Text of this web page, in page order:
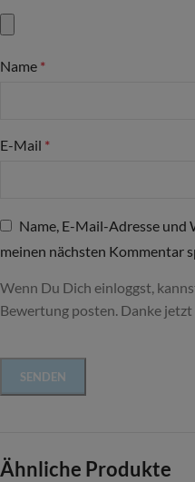
Name *
E-Mail *
Name, E-Mail-Adresse und
meinen nächsten Kommentar
Wenn Du Dich einloggst,
Bewertung posten. Danke
Ähnliche Produkte